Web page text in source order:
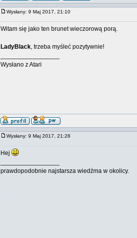
Wysłany: 9 Maj 2017, 21:10
Witam się jako ten brunet wieczorową porą.
LadyBlack, trzeba myśleć pozytywnie!
Wysłano z Atari
Wysłany: 9 Maj 2017, 21:28
Hej
prawdopodobnie najstarsza wiedźma w okolicy.